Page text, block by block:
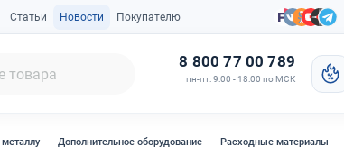
Статьи Новости Покупателю Компания
8 800 77 00 789
пн-пт: 9:00 - 18:00 по МСК
Дополнительное оборудование Расходные материалы